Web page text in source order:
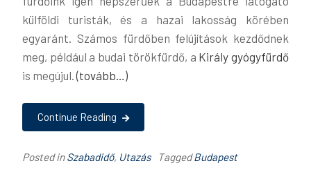
külföldi turisták, és a hazai lakosság körében
egyaránt. Számos fürdőben felújítások kezdődnek
meg, például a budai törökfürdő, a Király gyógyfürdő
is megújul.(tovább…)
Continue Reading
Posted inSzabadidő, Utazás TaggedBudapest